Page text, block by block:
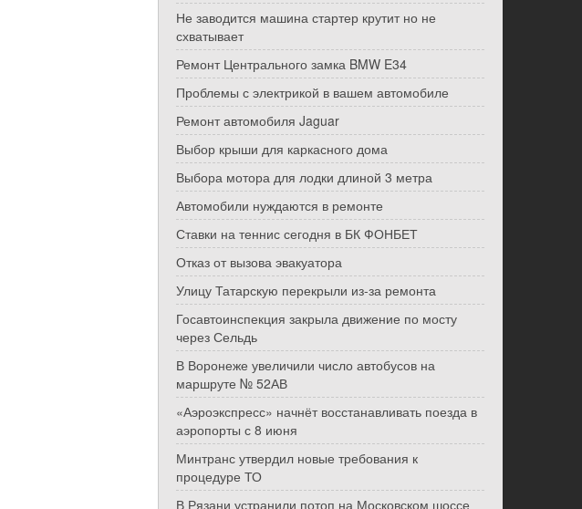
Не заводится машина стартер крутит но не
схватывает
Ремонт Центрального замка BMW E34
Проблемы с электрикой в вашем автомобиле
Ремонт автомобиля Jaguar
Выбор крыши для каркасного дома
Выбора мотора для лодки длиной 3 метра
Автомобили нуждаются в ремонте
Ставки на теннис сегодня в БК ФОНБЕТ
Отказ от вызова эвакуатора
Улицу Татарскую перекрыли из-за ремонта
Госавтоинспекция закрыла движение по мосту
через Сельдь
В Воронеже увеличили число автобусов на
маршруте № 52АВ
«Аэроэкспресс» начнёт восстанавливать поезда в
аэропорты с 8 июня
Минтранс утвердил новые требования к
процедуре ТО
В Рязани устранили потоп на Московском шоссе